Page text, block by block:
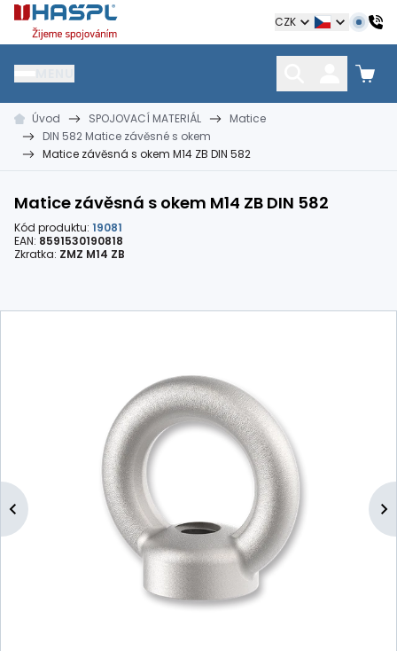
Hašpl CZK
HŘEBÍKY
kramle
SPOJOVACÍ MATERIÁL
vruty, šrouby, matice
KOTEVNÍ TECHNIKA
Úvod SPOJOVACÍ MATERIÁL
Matice
DIN 582 Matice závěsné s okem
Matice závěsná s okem M14 ZB DIN 582
Matice závěsná s okem M14 ZB DIN 582
Kód produktu: 19081
EAN: 8591530190818
Zkratka: ZMZ M14 ZB